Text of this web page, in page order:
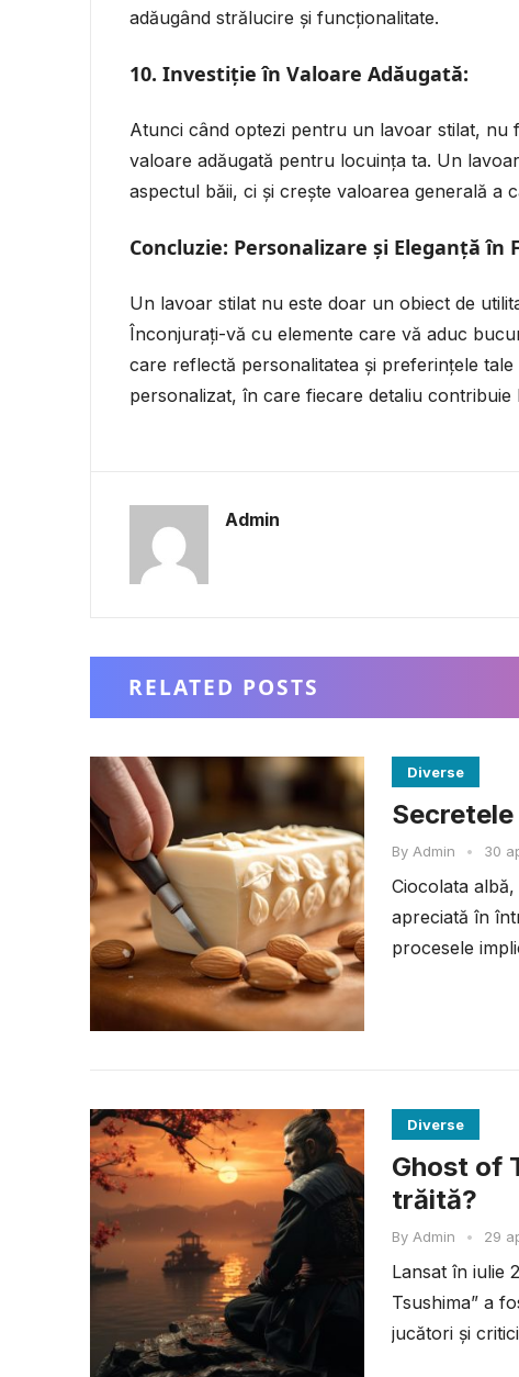
adăugând strălucire și funcționalitate.
10. Investiție în Valoare Adăugată:
Atunci când optezi pentru un lavoar stilat, nu
valoare adăugată pentru locuința ta. Un
aspectul băii, ci și crește valoarea generală a
Concluzie: Personalizare și Eleganță în
Un lavoar stilat nu este doar un obiect de
Înconjurați-vă cu elemente care vă aduc
care reflectă personalitatea și preferințele
personalizat, în care fiecare detaliu
Admin
RELATED POSTS
Diverse
By Admin • 30
Ciocolata
apreciată în
procesele
Diverse
Ghost of
trăită?
By Admin • 29
Lansat în iulie
Tsushima” a
jucători și